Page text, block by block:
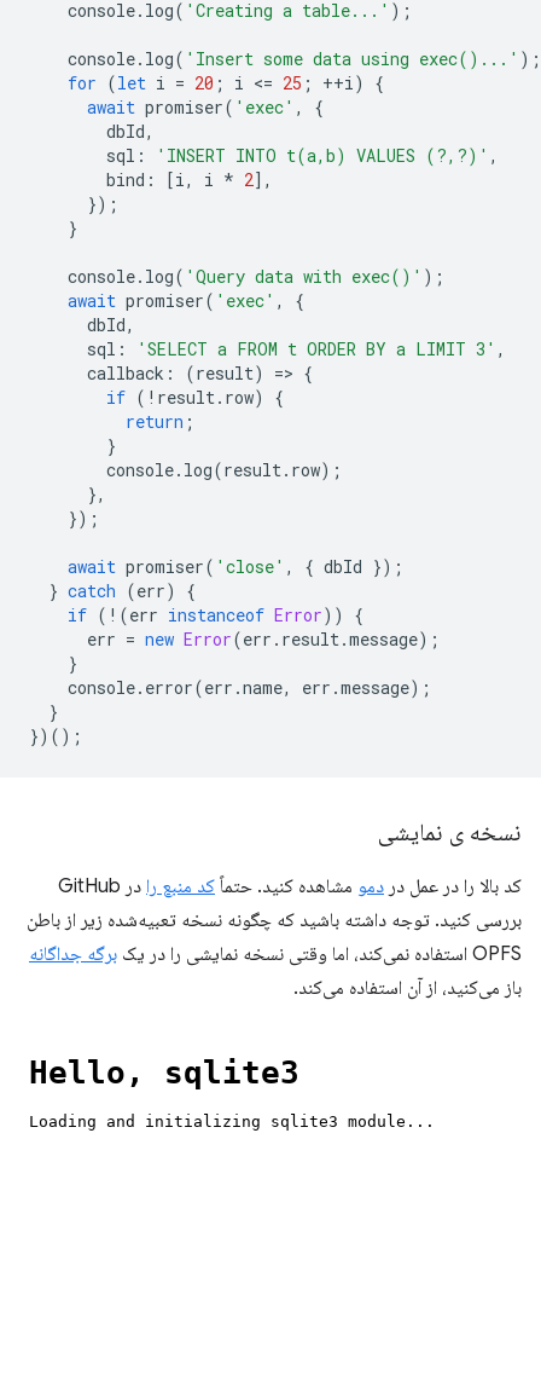
console. log( 'Creating a table...' );
console. log( 'Insert some data using exec()...' );
for (let i = 20 ; i <= 25 ; ++i)
{
await promiser( 'exec' ,
{
dbId,
sql : 'INSERT INTO t(a,b) VALUES (?,?)' ,
bind : [i, i * 2],
});
}
console. log( 'Query data with exec()' );
await promiser( 'exec' ,
{
dbId,
sql : 'SELECT a FROM t ORDER BY a LIMIT 3' ,
callback : (result) => {
if ( ! result. row)
{
return ;
}
console. log(result. row);
},
});
await promiser( 'close' , { dbId });
} catch (err)
{
if ( ! (err instanceof Error))
{
err = new Error(err . result.message);
}
console. error(err .name, err .message);
}
})();
نسخه ی نمایشی
کد بالا را در عمل در دمو مشاهده کنید. حتماً کد منبع را
در GitHub
بررسی کنید. توجه داشته باشید که چگونه نسخه تعبیه‌شده زیر از باطن
OPFS استفاده نمی‌کند، اما وقتی نسخه نمایشی را در یک
برگه جداگانه
باز می‌کنید، از آن استفاده می‌کند.